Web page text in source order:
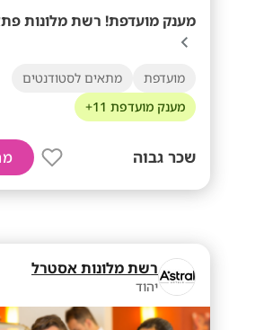
מענק מועדפת! רשת מלונות
מועדפת
מתאים לסטודנטים
מענק מועדפת 11+
שכר גבוה
רשת מלונות אסטרל
יהוד